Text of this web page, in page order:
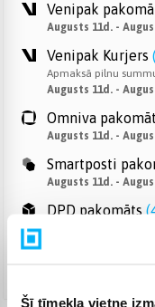
Šī tīmekļa vietne
Venipak
Augusts 11d. -
Venipak Kurjers
Apmaksā pilnu
Augusts 11d. -
Omniva
Augusts 11d. -
Smartposti
Augusts 11d. -
DPD pakomāts (